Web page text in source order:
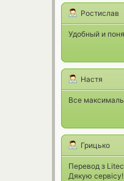
Ростислав
Удобный и
Настя
Все
Грицько
Перевод з
Дякую сервісу!